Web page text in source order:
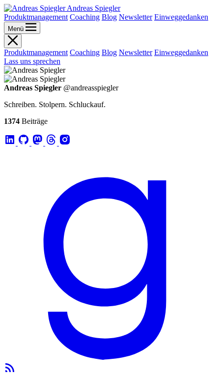
Andreas Spiegler
Produktmanagement Coaching Blog Newsletter Einweggedanken
Menü
Produktmanagement Coaching Blog Newsletter Einweggedanken
Lass uns sprechen
Andreas Spiegler @andreasspiegler
Schreiben. Stolpern. Schluckauf.
1374 Beiträge